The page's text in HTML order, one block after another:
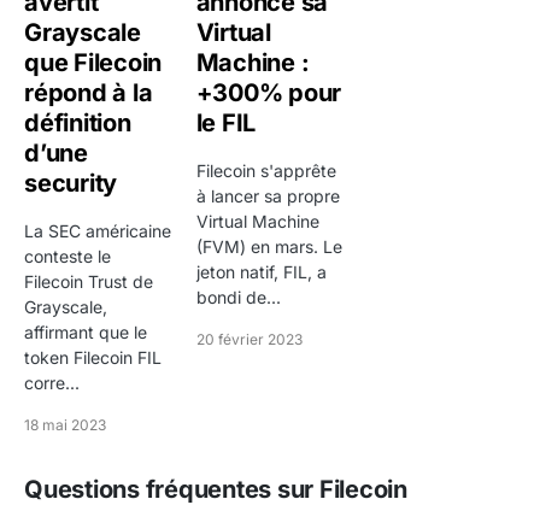
L'intégration IPFS offre un avantage majeur dans
l'écosystème Web3. L'introduction de la FVM
(Filecoin Virtual Machine) a ouvert la voie à la DeFi et
aux smart contracts sur Filecoin.
concurrence d'Arweave (stockage permanent), Storj
et Sia. Le prix est très éloigné de l'ATH (-95%+). Le
supply important avec des déblocages continus de
vesting crée une pression vendeuse. L'adoption
enterprise du stockage décentralisé reste limitée face
aux services cloud traditionnels moins chers et plus
performants. Ce contenu ne constitue pas un conseil
en investissement.
Grayscale
que Filecoin
répond à la
définition
d’une
security
La SEC américaine
conteste le
Filecoin Trust de
Grayscale,
affirmant que le
token Filecoin FIL
corre...
18 mai 2023
Virtual
Machine :
+300% pour
le FIL
Filecoin s'apprête
à lancer sa propre
Virtual Machine
(FVM) en mars. Le
jeton natif, FIL, a
bondi de...
20 février 2023
Questions fréquentes sur Filecoin